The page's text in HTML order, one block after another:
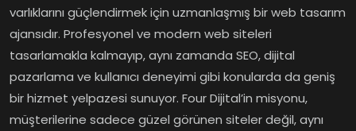
varlıklarını güçlendirmek için uzmanlaşmış bir web tasarım
ajansıdır. Profesyonel ve modern web siteleri
tasarlamakla kalmayıp, aynı zamanda SEO, dijital
pazarlama ve kullanıcı deneyimi gibi konularda da geniş
bir hizmet yelpazesi sunuyor. Four Dijital’in misyonu,
müşterilerine sadece güzel görünen siteler değil, aynı